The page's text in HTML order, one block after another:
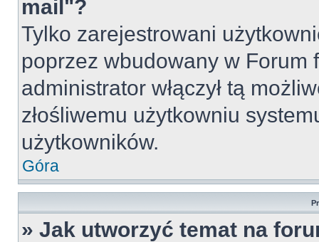
mail"?
Tylko zarejestrowani
poprzez wbudowany w Forum
administrator włączył tą
złośliwemu użytkowniu
użytkowników.
Góra
» Jak utworzyć temat na